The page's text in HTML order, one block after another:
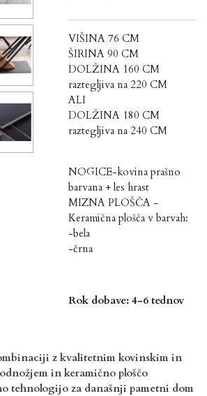
VIŠINA 76 CM
ŠIRINA 90 CM
DOLŽINA 160 CM
raztegljiva na 220 CM
ALI
DOLŽINA 180 CM
raztegljiva na 240 CM
NOGICE-kovina prašno
barvana + les hrast
MIZNA PLOŠČA -
Keramična plošča v barvah:
-bela
-črna
Rok dobave: 4-6 tednov
z kvalitetnim kovinskim in
in keramično ploščo
tehnologijo za današnji pametni dom